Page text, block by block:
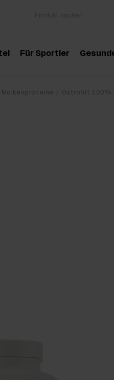
Für Sportler
Molkenproteine OstroVit 100%